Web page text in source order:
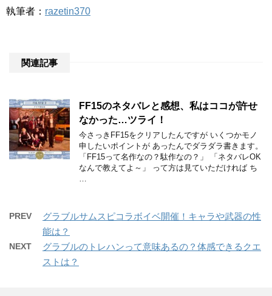
執筆者： razetin370
関連記事
FF15のネタバレと感想、私はココが許せ
なかった…ツライ！
今さっきFF15をクリアしたんですが いくつかモノ
申したいポイントが あったんでダラダラ書きます。
「FF15って名作なの？駄作なの？」 「ネタバレOK
なんで教えてよ～」 って方は見ていただければ ち
PREV
グラブルサムスピコラボイベ開催！キャラや武器の性
能は？
NEXT
グラブルのトレハンって意味あるの？体感できるクエ
ストは？